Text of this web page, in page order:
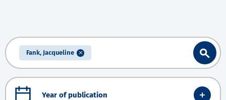
Fank, Jacqueline
Year of publication